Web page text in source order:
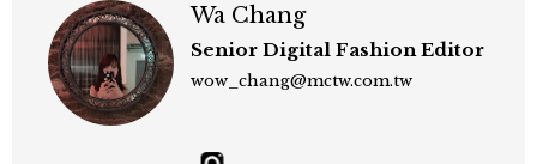
Wa Chang
Senior Digital Fashion Editor
wow_chang@mctw.com.tw